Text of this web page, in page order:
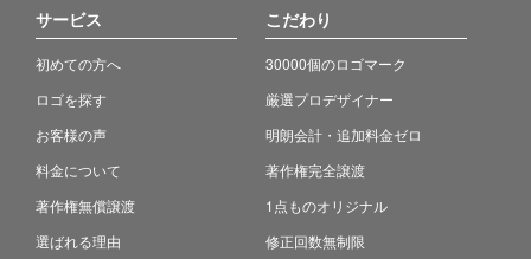
サービス
初めての方へ
ロゴを探す
お客様の声
料金について
著作権無償譲渡
選ばれる理由
こだわり
30000個のロゴマーク
厳選プロデザイナー
明朗会計・追加料金ゼロ
著作権完全譲渡
1点ものオリジナル
修正回数無制限